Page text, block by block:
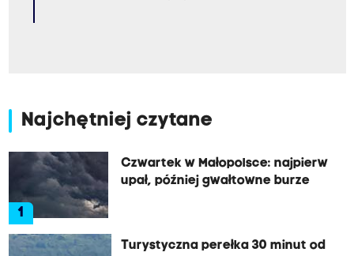
Najchętniej czytane
1
Czwartek w Małopolsce: najpierw
upał, później gwałtowne burze
Turystyczna perełka 30 minut od